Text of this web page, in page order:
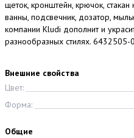
щеток, кронштейн, крючок,
ванны, подсвечник, дозатор,
компании Kludi дополнит и
разнообразных стилях. 6432505-
Внешние свойства
Цвет:
Форма:
Общие